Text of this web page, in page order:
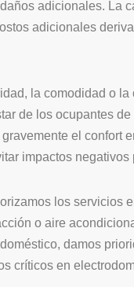
adicionales. La
adicionales
la comodidad o la
de los ocupantes
el confort
impactos negativos
los servicios
o aire
damos
críticos en